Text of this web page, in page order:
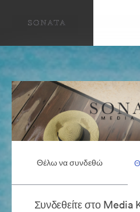
Θέλω να συνδεθώ
Συνδεθείτε στο Media